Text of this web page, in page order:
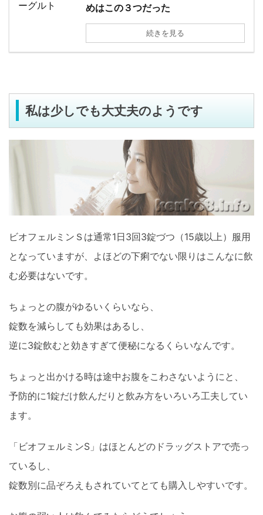
めはこの３つだった
続きを見る
私は少しでも大丈夫のようです
ビオフェルミンＳは通常1日3回3錠づつ（15歳以上）服用
となっていますが、よほどの下痢でない限りはこんなに飲
む必要はないです。
ちょっとの腹がゆるいくらいなら、
錠数を減らしても効果はあるし、
逆に3錠飲むと効きすぎて便秘になるくらいなんです。
ちょっと出かける時は途中お腹をこわさないようにと、
予防的に1錠だけ飲んだりと飲み方をいろいろ工夫してい
ます。
「ビオフェルミンS」はほとんどのドラッグストアで売っ
ているし、
錠数別に品ぞろえもされていてとても購入しやすいです。